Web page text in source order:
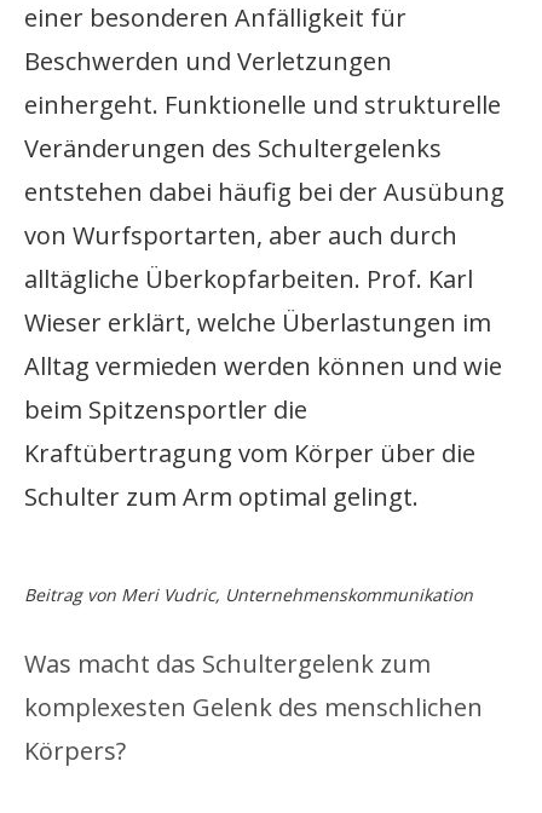
einer besonderen Anfälligkeit für
Beschwerden und Verletzungen
einhergeht. Funktionelle und strukturelle
Veränderungen des Schultergelenks
entstehen dabei häufig bei der Ausübung
von Wurfsportarten, aber auch durch
alltägliche Überkopfarbeiten. Prof. Karl
Wieser erklärt, welche Überlastungen im
Alltag vermieden werden können und wie
beim Spitzensportler die
Kraftübertragung vom Körper über die
Schulter zum Arm optimal gelingt.
Beitrag von Meri Vudric, Unternehmenskommunikation
Was macht das Schultergelenk zum
komplexesten Gelenk des menschlichen
Körpers?